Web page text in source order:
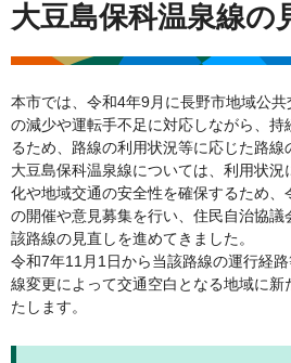
大豆島保科温泉線の
本市では、令和4年9月に長野市地域公
の減少や運転手不足に対応しながら、持
るため、路線の利用状況等に応じた路線
大豆島保科温泉線については、利用状
化や地域交通の安全性を確保するため
の開催や意見募集を行い、住民自治協議
該路線の見直しを進めてきました。
令和7年11月1日から当該路線の運行経
線変更によって交通空白となる地域に
たします。